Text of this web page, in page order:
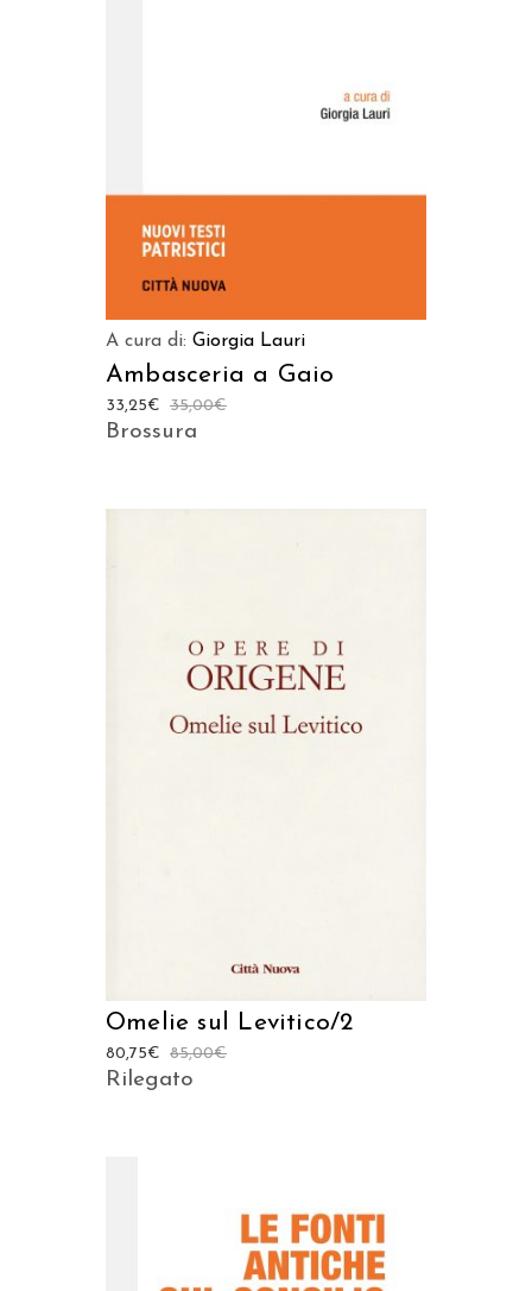
A cura di: Giorgia Lauri
Ambasceria a Gaio
35,00€
33,25€
Brossura
Omelie sul Levitico/2
85,00€
80,75€
Rilegato